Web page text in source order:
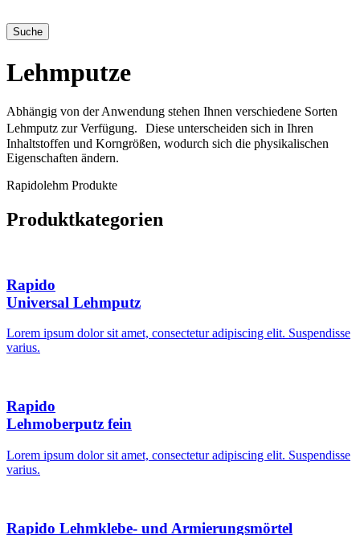
Suche
Lehmputze
Abhängig von der Anwendung stehen Ihnen verschiedene Sorten
Lehmputz zur Verfügung. Diese unterscheiden sich in Ihren
Inhaltstoffen und Korngrößen, wodurch sich die physikalischen
Eigenschaften ändern.
Rapidolehm Produkte
Produktkategorien
Rapido
Universal Lehmputz
Lorem ipsum dolor sit amet, consectetur adipiscing elit. Suspendisse
varius.
Rapido
Lehmoberputz fein
Lorem ipsum dolor sit amet, consectetur adipiscing elit. Suspendisse
varius.
Rapido Lehmklebe- und Armierungsmörtel